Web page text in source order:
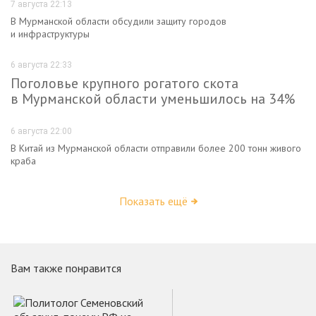
7 августа 22:13
В Мурманской области обсудили защиту городов
и инфраструктуры
6 августа 22:33
Поголовье крупного рогатого скота
в Мурманской области уменьшилось на 34%
6 августа 22:00
В Китай из Мурманской области отправили более 200 тонн живого
краба
Показать ещё
Вам также понравится